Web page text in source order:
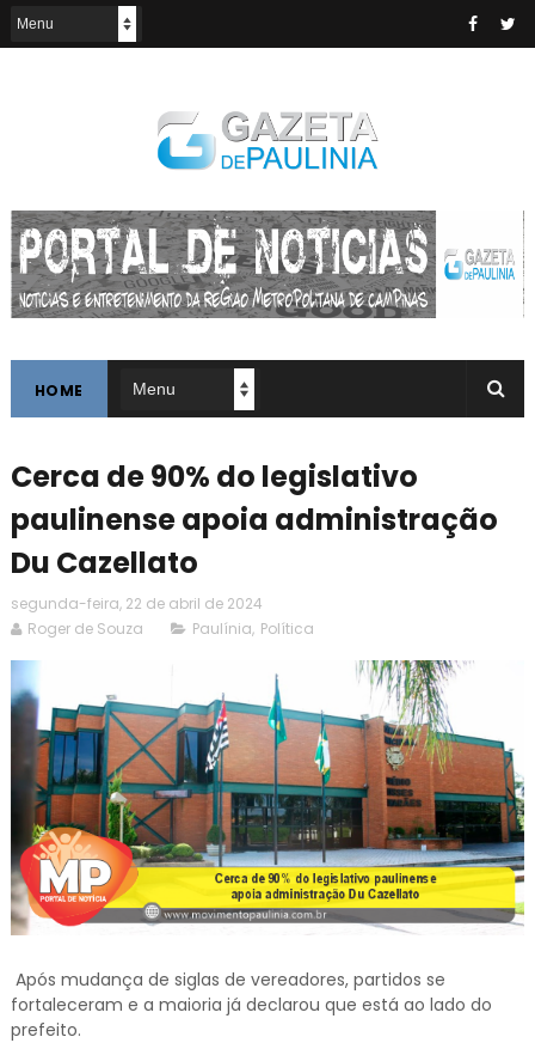
HOME
Cerca de 90% do legislativo
paulinense apoia administração
Du Cazellato
segunda-feira, 22 de abril de 2024
Roger de Souza
Paulínia, Política
Após mudança de siglas de vereadores, partidos se
fortaleceram e a maioria já declarou que está ao lado do
prefeito.